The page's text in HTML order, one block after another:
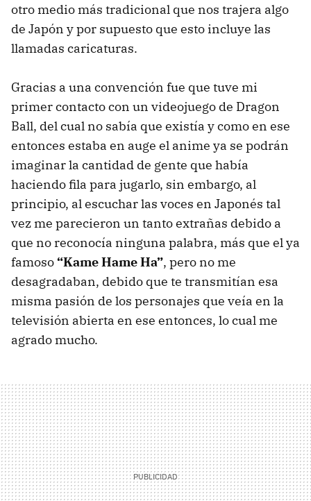
otro medio más tradicional que nos trajera algo
de Japón y por supuesto que esto incluye las
llamadas caricaturas.
Gracias a una convención fue que tuve mi
primer contacto con un videojuego de Dragon
Ball, del cual no sabía que existía y como en ese
entonces estaba en auge el anime ya se podrán
imaginar la cantidad de gente que había
haciendo fila para jugarlo, sin embargo, al
principio, al escuchar las voces en Japonés tal
vez me parecieron un tanto extrañas debido a
que no reconocía ninguna palabra, más que el ya
famoso“Kame Hame Ha”, pero no me
desagradaban, debido que te transmitían esa
misma pasión de los personajes que veía en la
televisión abierta en ese entonces, lo cual me
agrado mucho.